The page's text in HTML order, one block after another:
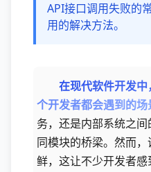
API接口调用失败的
用的解决方法。
在现代软件开发
个开发者都会遇到的场
务，还是内部系统之
同模块的桥梁。然而
鲜，这让不少开发者